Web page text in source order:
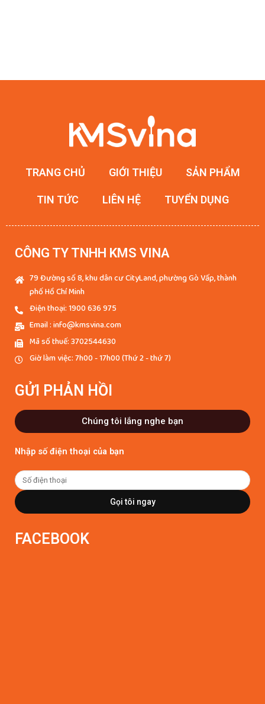
TRANG CHỦ GIỚI THIỆU SẢN PHẨM
TIN TỨC LIÊN HỆ TUYỂN DỤNG
CÔNG TY TNHH KMS VINA
79 Đường số 8, khu dân cư CityLand, phường Gò Vấp, thành
phố Hồ Chí Minh
Điện thoại: 1900 636 975
Email : info@kmsvina.com
Mã số thuế: 3702544630
Giờ làm việc: 7h00 - 17h00 (Thứ 2 - thứ 7)
GỬI PHẢN HỒI
Chúng tôi lắng nghe bạn
Nhập số điện thoại của bạn
Gọi tôi ngay
FACEBOOK